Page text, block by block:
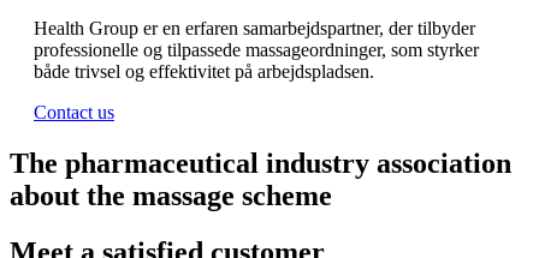
Health Group er en erfaren samarbejdspartner, der tilbyder
professionelle og tilpassede massageordninger, som styrker
både trivsel og effektivitet på arbejdspladsen.
Contact us
The pharmaceutical industry association
about the massage scheme